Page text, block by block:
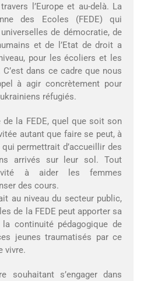
l’Europe et au-delà. La
des Ecoles (FEDE) qui
de démocratie, de
et de l’Etat de droit a
pour les écoliers et les
dans ce cadre que nous
à agir concrètement pour
réfugiés.
la FEDE, quel que soit son
autant que faire se peut, à
permettrait d’accueillir des
arrivés sur leur sol. Tout
à aider les femmes
des cours.
au niveau du secteur public,
de la FEDE peut apporter sa
continuité pédagogique de
jeunes traumatisés par ce
vivre.
souhaitant s’engager dans